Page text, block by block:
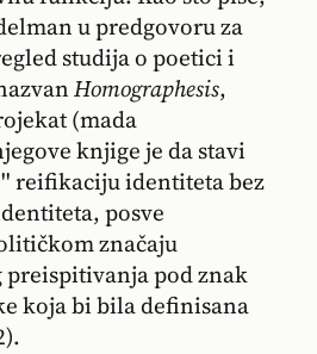
u predgovoru za
studija o poetici i
Homographesis,
(mada
knjige je da stavi
reifikaciju identiteta bez
posve
značaju
preispitivanja pod znak
koja bi bila definisana